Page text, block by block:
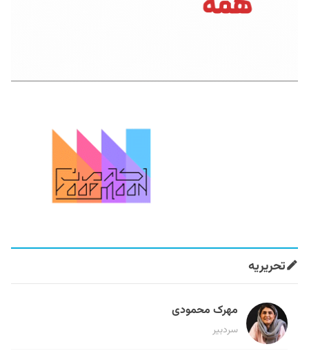
تحریریه
مهرک محمودی
سردبیر